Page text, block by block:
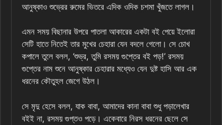
আনুষ্কাও শুভ্রের রুমের ভিতরে এদিক ওদিক চশমা খুঁজতে লাগল।
এমন সময় বিছানার উপরে পাতলা আকারের একটা বই পেয়ে ইলোরা
সেটি হাতে নিতেই তার মুখের চেহারা যেন বদলে গেলো। সে চোখ
কপালে তুলে বলল, ‘শুভ্র, তুমি রসময় গুপ্তের বই পড়!’ রসময়
গুপ্তের নাম শুনে আনুষ্কার চেহারার মধ্যেও যেন দুষ্ট হাসি আর এক
ধরনের কৌতুহল জেগে উঠল।
সে মৃদু হেসে বলল, যাক বাবা, আমাদের কানা বাবা শুধু পড়ালেখার
বইই না, রসময় গুপ্তও পড়ে। একেবারে নিরস ধরনের ছেলে সে